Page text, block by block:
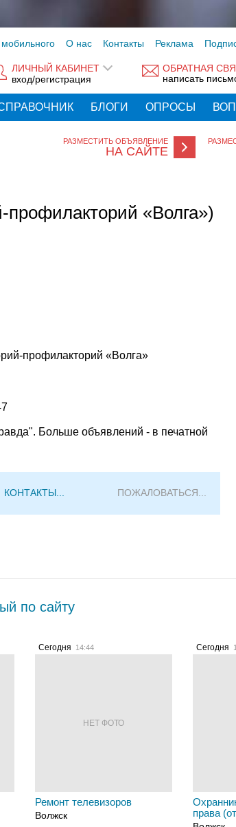
О нас Контакты Реклама
ОБРАТНАЯ
написать
ЛИЧНЫЙ КАБИНЕТ
вход/регистрация
БЛОГИ ОПРОСЫ
РАЗМЕСТИТЬ ОБЪЯВЛЕНИЕ
НА САЙТЕ
«Волга»)
профилакторий «Волга»
Больше объявлений - в печатной
ПОЖАЛОВАТЬСЯ...
КОНТАКТЫ...
по сайту
Сегодня 14:44
НЕТ ФОТО
Ремонт телевизоров
Волжск
Сегодня
права